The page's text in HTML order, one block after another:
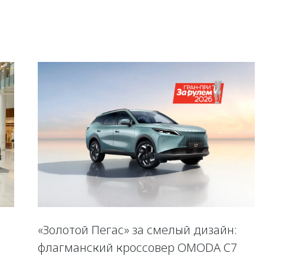
«Золотой Пегас» за смелый дизайн:
флагманский кроссовер OMODA C7